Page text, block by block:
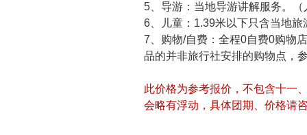
5、导游：当地导游讲解服务。
6、儿童：1.39米以下只含当地
7、购物/自费：全程0自费0购物
品的并非旅行社安排的购物点，
此价格为参考报价，不包含十一
会略有浮动，具体团期、价格请